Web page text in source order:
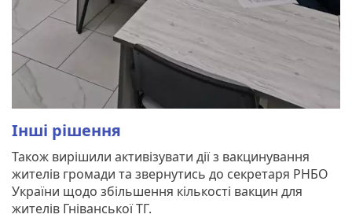
Інші рішення
Також вирішили активізувати дії з вакцинування
жителів громади та звернутись до секретаря РНБО
України щодо збільшення кількості вакцин для
жителів Гніванської ТГ.